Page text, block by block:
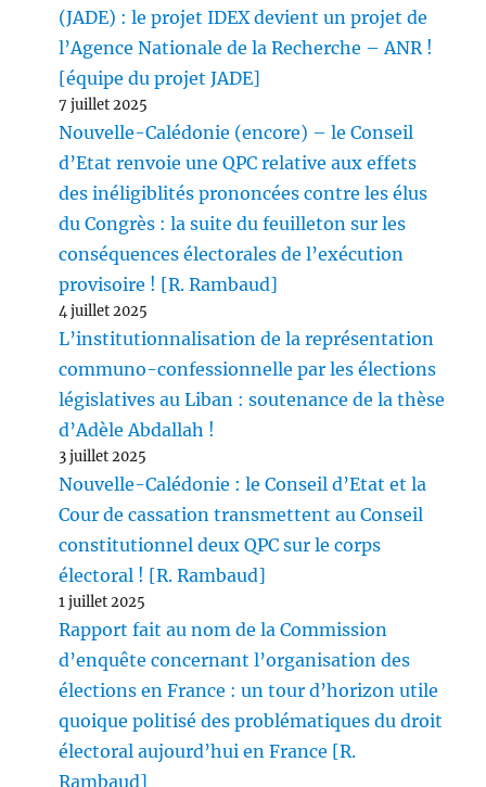
(JADE) : le projet IDEX devient un projet de
l’Agence Nationale de la Recherche – ANR !
[équipe du projet JADE]
7 juillet 2025
Nouvelle-Calédonie (encore) – le Conseil
d’Etat renvoie une QPC relative aux effets
des inéligiblités prononcées contre les élus
du Congrès : la suite du feuilleton sur les
conséquences électorales de l’exécution
provisoire ! [R. Rambaud]
4 juillet 2025
L’institutionnalisation de la représentation
communo-confessionnelle par les élections
législatives au Liban : soutenance de la thèse
d’Adèle Abdallah !
3 juillet 2025
Nouvelle-Calédonie : le Conseil d’Etat et la
Cour de cassation transmettent au Conseil
constitutionnel deux QPC sur le corps
électoral ! [R. Rambaud]
1 juillet 2025
Rapport fait au nom de la Commission
d’enquête concernant l’organisation des
élections en France : un tour d’horizon utile
quoique politisé des problématiques du droit
électoral aujourd’hui en France [R.
Rambaud]